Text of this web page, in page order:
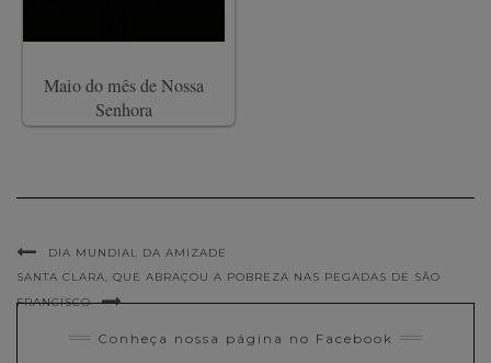
Maio do mês de Nossa
Senhora
DIA MUNDIAL DA AMIZADE
SANTA CLARA, QUE ABRAÇOU A POBREZA NAS PEGADAS DE SÃO
FRANCISCO
Conheça nossa página no Facebook